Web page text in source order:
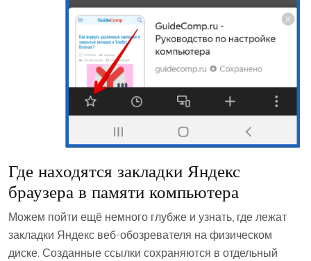
Где находятся закладки Яндекс
браузера в памяти компьютера
Можем пойти ещё немного глубже и узнать, где лежат
закладки Яндекс веб-обозревателя на физическом
диске. Созданные ссылки сохраняются в отдельный